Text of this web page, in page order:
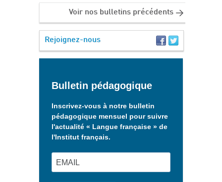
Voir nos bulletins précédents
Rejoignez-nous
Bulletin pédagogique
Inscrivez-vous à notre bulletin
pédagogique mensuel pour suivre
l'actualité « Langue française » de
l'Institut français.